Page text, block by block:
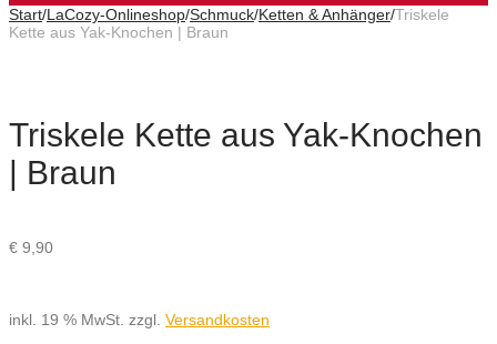
Start/LaCozy-Onlineshop/Schmuck/Ketten & Anhänger/Triskele
Kette aus Yak-Knochen | Braun
Triskele Kette aus Yak-Knochen
| Braun
€ 9,90
inkl. 19 % MwSt. zzgl. Versandkosten